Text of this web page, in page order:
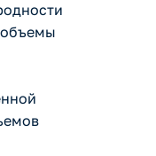
объемы